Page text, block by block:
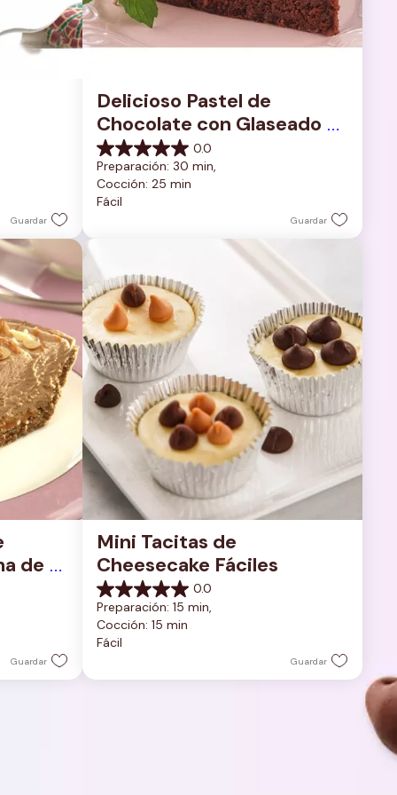
Guardar
Delicioso Pastel de
Chocolate con Glaseado
de Chocolate Rico y
Cremoso
0.0
0.0
de
5
estrellas.
Preparación: 30 min,
Cocción: 25 min
Fácil
Guardar
de
Guardar
Mini Tacitas de
Cheesecake Fáciles
0.0
0.0
de
5
estrellas.
Preparación: 15 min,
Cocción: 15 min
Fácil
Guardar